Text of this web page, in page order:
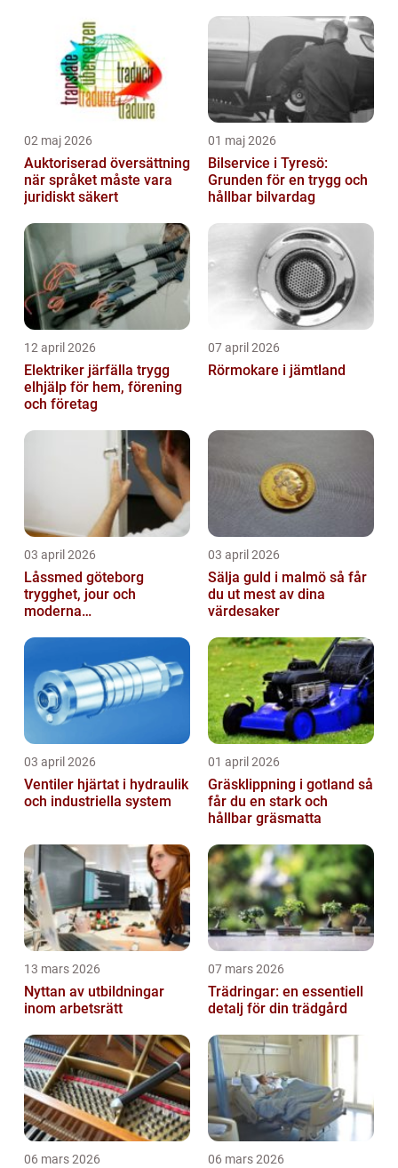
02 maj 2026
Auktoriserad översättning
när språket måste vara
juridiskt säkert
01 maj 2026
Bilservice i Tyresö:
Grunden för en trygg och
hållbar bilvardag
12 april 2026
Elektriker järfälla trygg
elhjälp för hem, förening
och företag
07 april 2026
Rörmokare i jämtland
03 april 2026
Låssmed göteborg
trygghet, jour och
moderna
03 april 2026
Sälja guld i malmö så får
du ut mest av dina
värdesaker
03 april 2026
Ventiler hjärtat i hydraulik
och industriella system
01 april 2026
Gräsklippning i gotland så
får du en stark och
hållbar gräsmatta
13 mars 2026
Nyttan av utbildningar
inom arbetsrätt
07 mars 2026
Trädringar: en essentiell
detalj för din trädgård
06 mars 2026 06 mars 2026